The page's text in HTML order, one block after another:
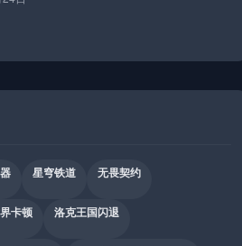
星穹铁道 无畏契约
卡顿 洛克王国闪退